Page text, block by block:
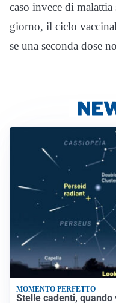
caso invece di
giorno, il ciclo
se una seconda dose
MOMENTO PERFETTO
Stelle cadenti,